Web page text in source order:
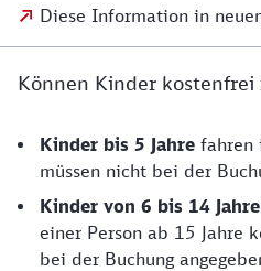
Diese Information in
Können Kinder kostenfrei
Kinder bis 5 Jahre fahren
müssen nicht bei der
Kinder von 6 bis 14
einer Person ab 15 Jahre
bei der Buchung